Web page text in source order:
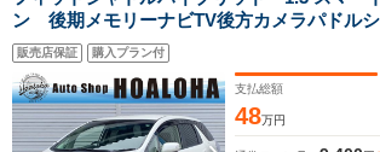
ン 後期メモリーナビTV後方カメラパドル
Bluetooth I-STOP ETC スマートキー ス
ー クルーズコントロール ステアリングス
アルミ タイミングチェーン車 HIDライト
ター
販売店保証 購入プラン付
支払総額
48万円